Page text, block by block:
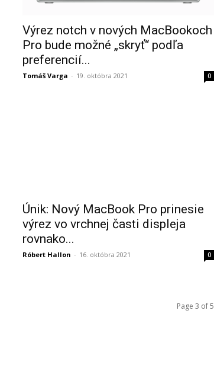
Výrez notch v nových MacBookoch
Pro bude možné „skryť“ podľa
preferencií...
Tomáš Varga - 19. októbra 2021 0
Únik: Nový MacBook Pro prinesie
výrez vo vrchnej časti displeja
rovnako...
Róbert Hallon - 16. októbra 2021 0
Page 3 of 5